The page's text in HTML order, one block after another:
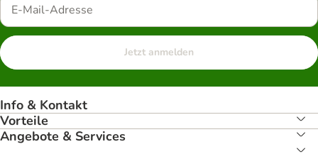
Jetzt anmelden
Info & Kontakt
Vorteile
Angebote & Services